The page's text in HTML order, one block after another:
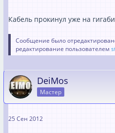
Кабель прокинул уже на
Сообщение было
редактирование пользователем
DeiMos
Мастер
25 Сен 2012